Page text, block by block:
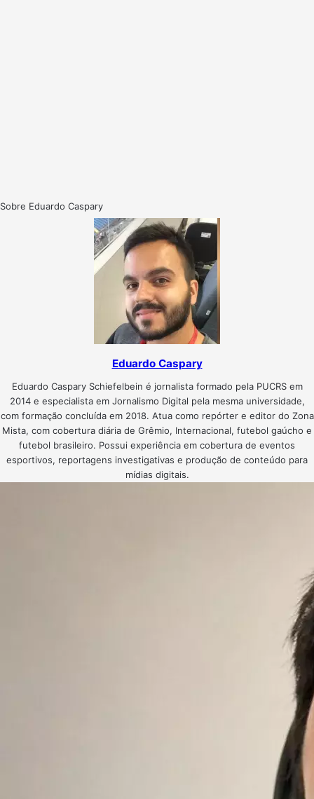
Sobre Eduardo Caspary
Eduardo Caspary
Eduardo Caspary Schiefelbein é jornalista formado pela PUCRS em
2014 e especialista em Jornalismo Digital pela mesma universidade,
com formação concluída em 2018. Atua como repórter e editor do Zona
Mista, com cobertura diária de Grêmio, Internacional, futebol gaúcho e
futebol brasileiro. Possui experiência em cobertura de eventos
esportivos, reportagens investigativas e produção de conteúdo para
mídias digitais.